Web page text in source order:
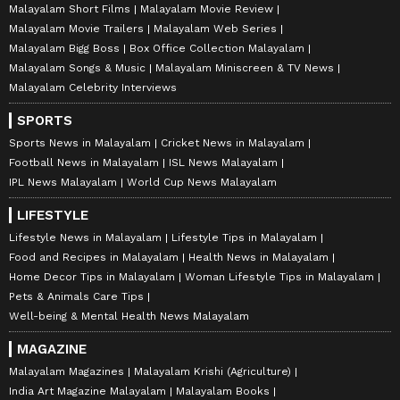
Malayalam Short Films
Malayalam Movie Review
Malayalam Movie Trailers
Malayalam Web Series
Malayalam Bigg Boss
Box Office Collection Malayalam
Malayalam Songs & Music
Malayalam Miniscreen & TV News
Malayalam Celebrity Interviews
SPORTS
Sports News in Malayalam
Cricket News in Malayalam
Football News in Malayalam
ISL News Malayalam
IPL News Malayalam
World Cup News Malayalam
LIFESTYLE
Lifestyle News in Malayalam
Lifestyle Tips in Malayalam
Food and Recipes in Malayalam
Health News in Malayalam
Home Decor Tips in Malayalam
Woman Lifestyle Tips in Malayalam
Pets & Animals Care Tips
Well-being & Mental Health News Malayalam
MAGAZINE
Malayalam Magazines
Malayalam Krishi (Agriculture)
India Art Magazine Malayalam
Malayalam Books